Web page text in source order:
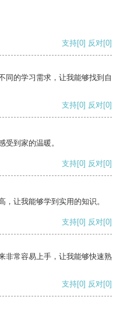
支持[0] 反对[0]
同的学习需求，让我能够找到自
支持[0] 反对[0]
受到家的温暖。
支持[0] 反对[0]
让我能够学到实用的知识。
支持[0] 反对[0]
非常容易上手，让我能够快速熟
支持[0] 反对[0]